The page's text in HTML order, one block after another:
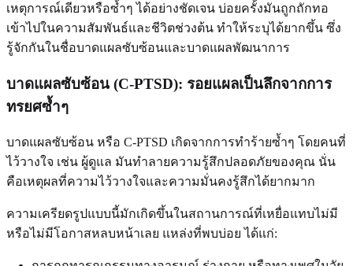
เหตุการณ์เดียวหรือซ้ำๆ ได้อย่างชัดเจน บ่อยครั้งมันถูกถักทอ
เข้าไปในความสัมพันธ์และชีวิตช่วงต้น ทำให้ระบุได้ยากขึ้น ซึ่ง
รู้จักกันในชื่อบาดแผลซับซ้อนและบาดแผลพัฒนาการ
บาดแผลซับซ้อน (C-PTSD): รอยแผลเป็นลึกจากการ
ทรยศซ้ำๆ
บาดแผลซับซ้อน หรือ C-PTSD เกิดจากการทำร้ายซ้ำๆ โดยคนที่
ไว้วางใจ เช่น ผู้ดูแล มันทำลายความรู้สึกปลอดภัยของคุณ นั่น
คือเหตุผลที่ความไว้วางใจและความมั่นคงรู้สึกได้ยากมาก
ความเครียดรูปแบบนี้มักเกิดขึ้นในสถานการณ์ที่เหยื่อแทบไม่มี
หรือไม่มีโอกาสหลบหน้าเลย แหล่งที่พบบ่อย ได้แก่: